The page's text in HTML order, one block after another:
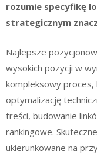
rozumie specyfikę
strategicznym
Najlepsze
wysokich pozycji w
kompleksowy proces,
optymalizację
treści, budowanie
rankingowe.
ukierunkowane na